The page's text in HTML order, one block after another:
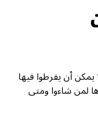
أن يفرطوا فيها
لمن شاءوا ومتى